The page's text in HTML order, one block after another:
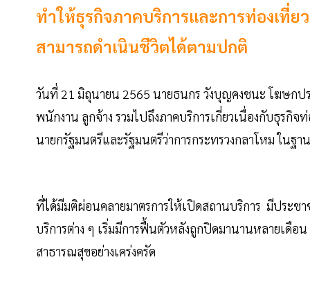
ทำให้ธุรกิจภาคบริการและการท่องเที่
สามารถดำเนินชีวิตได้ตามปกติ
วันที่ 21 มิถุนายน 2565 นายธนกร วังบุญคงชนะ โฆษกป
พนักงาน ลูกจ้าง รวมไปถึงภาคบริการเกี่ยวเนื่องกับธุรกิ
นายกรัฐมนตรีและรัฐมนตรีว่าการกระทรวงกลาโหม ในฐ
ที่ได้มีมติผ่อนคลายมาตรการให้เปิดสถานบริการ มีประช
บริการต่าง ๆ เริ่มมีการฟื้นตัวหลังถูกปิดมานานหลายเดือ
สาธารณสุขอย่างเคร่งครัด